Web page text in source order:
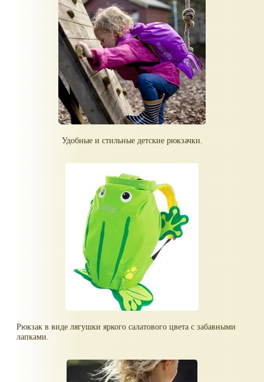
Удобные и стильные детские рюкзачки.
Рюкзак в виде лягушки яркого салатового цвета с забавными
лапками.